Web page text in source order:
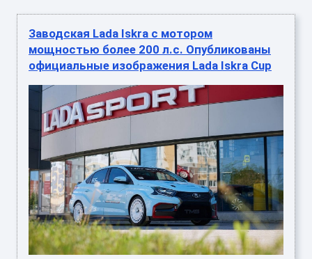
Заводская Lada Iskra с мотором
мощностью более 200 л.с. Опубликованы
официальные изображения Lada Iskra Cup